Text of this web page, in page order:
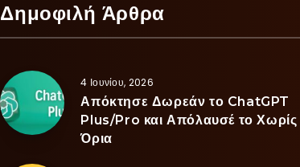
Δημοφιλή Άρθρα
4 Ιουνίου, 2026
Απόκτησε Δωρεάν το ChatGPT
Plus/Pro και Απόλαυσέ το Χωρίς
Όρια